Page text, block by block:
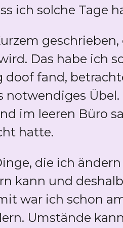
ich solche Tage
Das habe ich
fand,
notwendiges
im leeren Büro
hatte.
die ich
kann und
war ich schon
Umstände